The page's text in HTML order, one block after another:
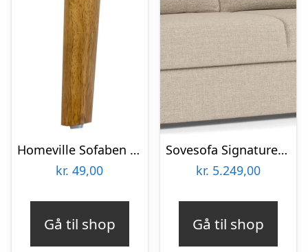
Homeville Sofaben med plade til Ystad
kr. 49,00
Gå til shop
Sovesofa Signature Fenn 2-personers sofabed, beige Basel-stof, foldbar udtræksseng, H65ÃB146ÃD55 cm
kr. 5.249,00
Gå til shop